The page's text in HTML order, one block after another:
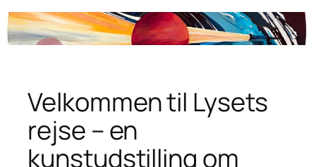
Velkommen til Lysets
rejse – en
kunstudstilling om